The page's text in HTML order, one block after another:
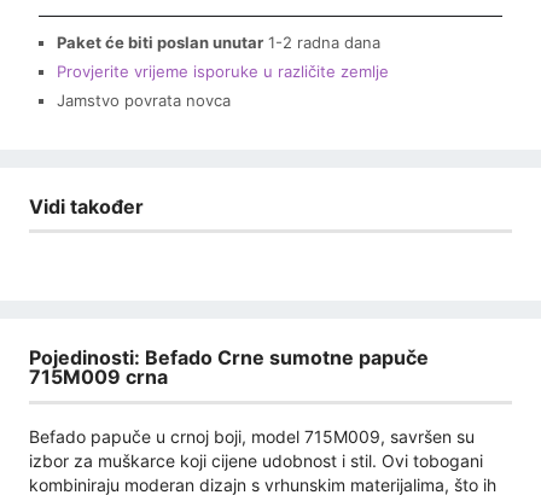
Paket će biti poslan unutar 1-2 radna dana
Provjerite vrijeme isporuke u različite zemlje
Jamstvo povrata novca
Vidi također
Pojedinosti: Befado Crne sumotne papuče
715M009 crna
Befado papuče u crnoj boji, model 715M009, savršen su
izbor za muškarce koji cijene udobnost i stil. Ovi tobogani
kombiniraju moderan dizajn s vrhunskim materijalima, što ih